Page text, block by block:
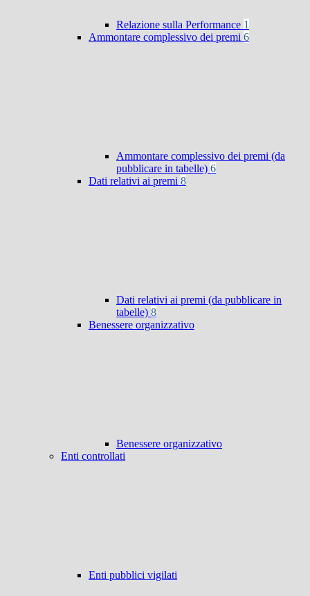
Relazione sulla Performance 1
Ammontare complessivo dei premi 6
Ammontare complessivo dei premi (da
pubblicare in tabelle) 6
Dati relativi ai premi 8
Dati relativi ai premi (da pubblicare in
tabelle) 8
Benessere organizzativo
Benessere organizzativo
Enti controllati
Enti pubblici vigilati